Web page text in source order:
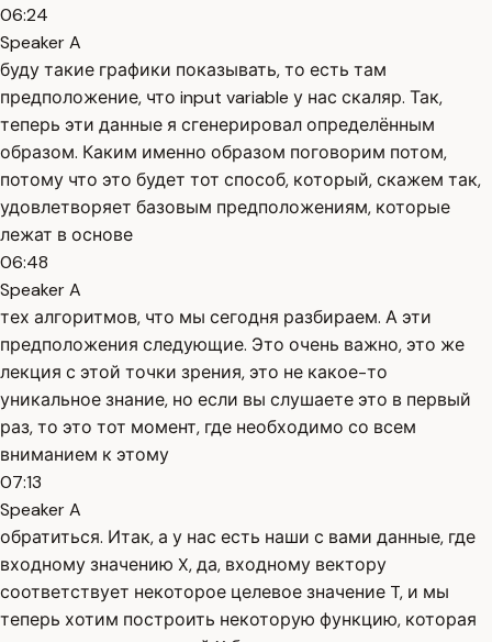
06:24
Speaker A
буду такие графики показывать, то есть там
предположение, что input variable у нас скаляр. Так,
теперь эти данные я сгенерировал определённым
образом. Каким именно образом поговорим потом,
потому что это будет тот способ, который, скажем так,
удовлетворяет базовым предположениям, которые
лежат в основе
06:48
Speaker A
тех алгоритмов, что мы сегодня разбираем. А эти
предположения следующие. Это очень важно, это же
лекция с этой точки зрения, это не какое-то
уникальное знание, но если вы слушаете это в первый
раз, то это тот момент, где необходимо со всем
вниманием к этому
07:13
Speaker A
обратиться. Итак, а у нас есть наши с вами данные, где
входному значению X, да, входному вектору
соответствует некоторое целевое значение T, и мы
теперь хотим построить некоторую функцию, которая